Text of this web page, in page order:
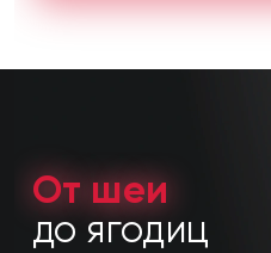
От шеи
до ягодиц